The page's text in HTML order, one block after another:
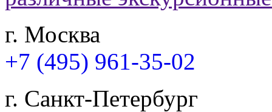
г. Москва
+7 (495) 961-35-02
г. Санкт-Петербург